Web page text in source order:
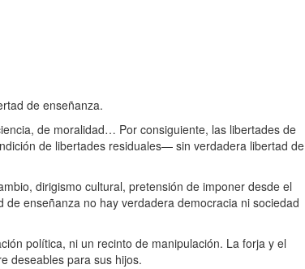
de enseñanza.
de moralidad… Por consiguiente, las libertades de
de libertades residuales— sin verdadera libertad de
dirigismo cultural, pretensión de imponer desde el
enseñanza no hay verdadera democracia ni sociedad
política, ni un recinto de manipulación. La forja y el
deseables para sus hijos.